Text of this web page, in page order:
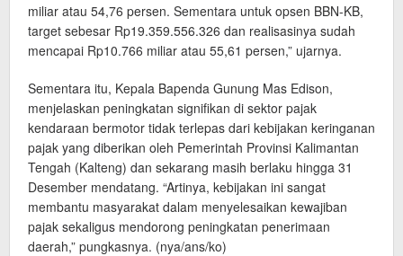
miliar atau 54,76 persen. Sementara untuk opsen BBN-KB,
target sebesar Rp19.359.556.326 dan realisasinya sudah
mencapai Rp10.766 miliar atau 55,61 persen,” ujarnya.
Sementara itu, Kepala Bapenda Gunung Mas Edison,
menjelaskan peningkatan signifikan di sektor pajak
kendaraan bermotor tidak terlepas dari kebijakan keringanan
pajak yang diberikan oleh Pemerintah Provinsi Kalimantan
Tengah (Kalteng) dan sekarang masih berlaku hingga 31
Desember mendatang. “Artinya, kebijakan ini sangat
membantu masyarakat dalam menyelesaikan kewajiban
pajak sekaligus mendorong peningkatan penerimaan
daerah,” pungkasnya. (nya/ans/ko)